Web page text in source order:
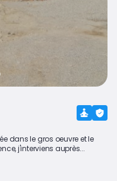
dans le gros oeuvre et le
j'interviens auprès...